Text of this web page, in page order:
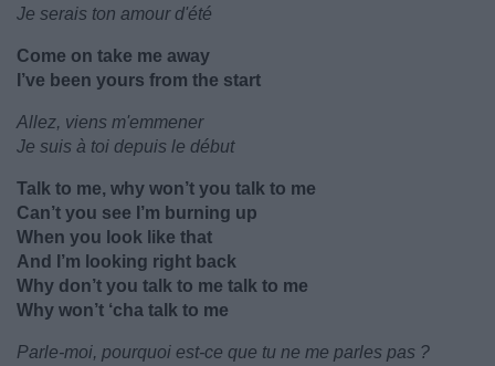
Je serais ton amour d'été
Come on take me away
I’ve been yours from the start
Allez, viens m'emmener
Je suis à toi depuis le début
Talk to me, why won’t you talk to me
Can’t you see I’m burning up
When you look like that
And I’m looking right back
Why don’t you talk to me talk to me
Why won’t ‘cha talk to me
Parle-moi, pourquoi est-ce que tu ne me parles pas ?